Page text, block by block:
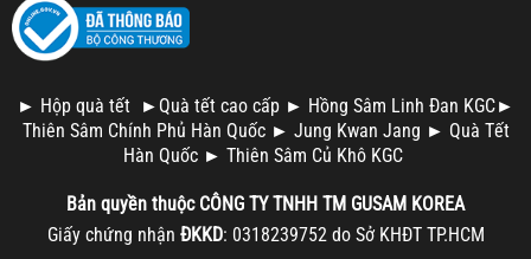
► Hộp quà tết ► Quà tết cao cấp ► Hồng Sâm Linh Đan KGC►
Thiên Sâm Chính Phủ Hàn Quốc ► Jung Kwan Jang ► Quà Tết
Hàn Quốc ► Thiên Sâm Củ Khô KGC
Bản quyền thuộc CÔNG TY TNHH TM GUSAM KOREA
Giấy chứng nhận ĐKKD: 0318239752 do Sở KHĐT TP.HCM